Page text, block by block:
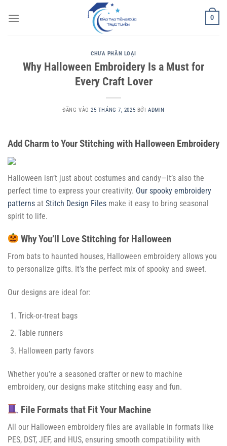
qua
0
CHƯA PHÂN LOẠI
Why Halloween Embroidery Is a Must for
Every Craft Lover
ĐĂNG VÀO25 THÁNG 7, 2025 BỞI ADMIN
Add Charm to Your Stitching with Halloween Embroidery
Halloween isn’t just about costumes and candy—it’s also the
perfect time to express your creativity. Our spooky embroidery
patterns at Stitch Design Files make it easy to bring seasonal
spirit to life.
Why You’ll Love Stitching for Halloween
From bats to haunted houses, Halloween embroidery allows you
to personalize gifts. It’s the perfect mix of spooky and sweet.
Our designs are ideal for:
Trick-or-treat bags
Table runners
Halloween party favors
Whether you’re a seasoned crafter or new to machine
embroidery, our designs make stitching easy and fun.
File Formats that Fit Your Machine
All our Halloween embroidery files are available in formats like
PES, DST, JEF, and HUS, ensuring smooth compatibility with